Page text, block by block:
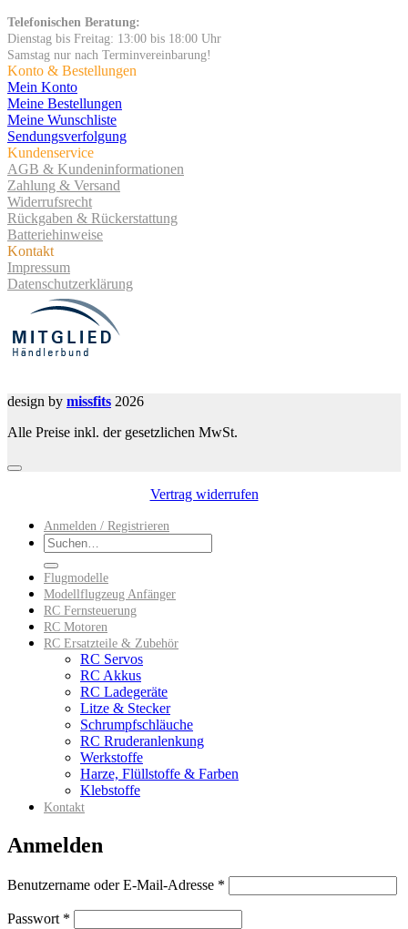
Telefonischen Beratung:
Dienstag bis Freitag: 13:00 bis 18:00 Uhr
Samstag nur nach Terminvereinbarung!
Konto & Bestellungen
Mein Konto
Meine Bestellungen
Meine Wunschliste
Sendungsverfolgung
Kundenservice
AGB & Kundeninformationen
Zahlung & Versand
Widerrufsrecht
Rückgaben & Rückerstattung
Batteriehinweise
Kontakt
Impressum
Datenschutzerklärung
design by missfits 2026
Alle Preise inkl. der gesetzlichen MwSt.
Vertrag widerrufen
Anmelden / Registrieren
Suchen
nach:
Flugmodelle
Modellflugzeug Anfänger
RC Fernsteuerung
RC Motoren
RC Ersatzteile & Zubehör
RC Servos
RC Akkus
RC Ladegeräte
Litze & Stecker
Schrumpfschläuche
RC Rruderanlenkung
Werkstoffe
Harze, Flüllstoffe & Farben
Klebstoffe
Kontakt
Anmelden
Benutzername oder E-Mail-Adresse *
Passwort *